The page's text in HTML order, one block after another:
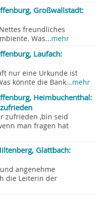
Großwallstadt:
freundliches
Was...mehr
Laufach:
nur eine Urkunde ist
könnte die Bank...mehr
Heimbuchenthal:
zufrieden ,bin seid
man fragen hat
Glattbach:
angenehme
die Leiterin der